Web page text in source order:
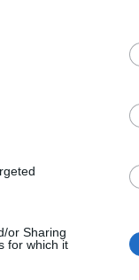
or Sharing
for which it